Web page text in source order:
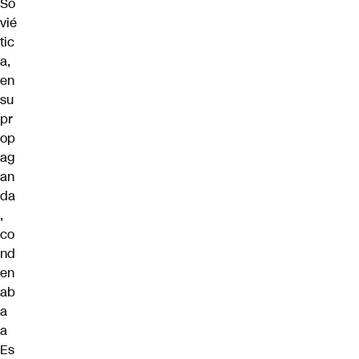
vié
tic
a,
en
su
pr
op
ag
an
da
,
co
nd
en
ab
a
a
Es